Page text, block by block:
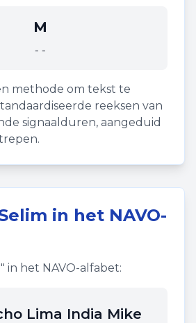
M
--
methode om tekst te
reeksen van
signaalduren, aangeduid
in het NAVO-
" in het NAVO-alfabet:
Lima India Mike